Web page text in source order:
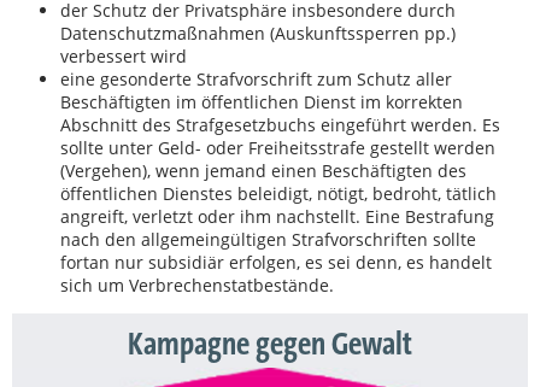
der Schutz der Privatsphäre insbesondere durch
Datenschutzmaßnahmen (Auskunftssperren pp.)
verbessert wird
eine gesonderte Strafvorschrift zum Schutz aller
Beschäftigten im öffentlichen Dienst im korrekten
Abschnitt des Strafgesetzbuchs eingeführt werden. Es
sollte unter Geld- oder Freiheitsstrafe gestellt werden
(Vergehen), wenn jemand einen Beschäftigten des
öffentlichen Dienstes beleidigt, nötigt, bedroht, tätlich
angreift, verletzt oder ihm nachstellt. Eine Bestrafung
nach den allgemeingültigen Strafvorschriften sollte
fortan nur subsidiär erfolgen, es sei denn, es handelt
sich um Verbrechenstatbestände.
Kampagne gegen Gewalt